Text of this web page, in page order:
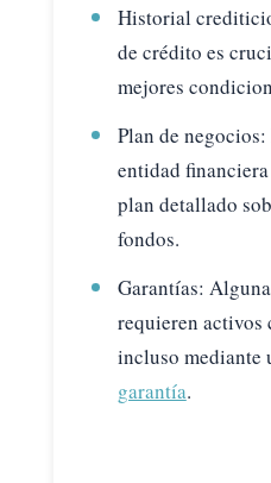
Historial
de crédito es
mejores
Plan de
entidad
plan detallado
fondos.
Garantías:
requieren activos
incluso mediante
garantía.